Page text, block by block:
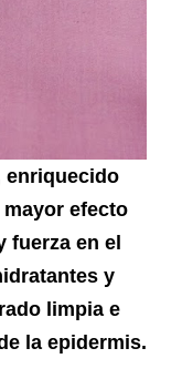
enriquecido
efecto
fuerza en el
y
limpia e
la epidermis.